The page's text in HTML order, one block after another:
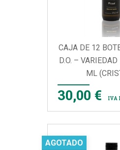
CAJA DE 12
D.O. –
ML
30,00 € IVA
AGOTADO